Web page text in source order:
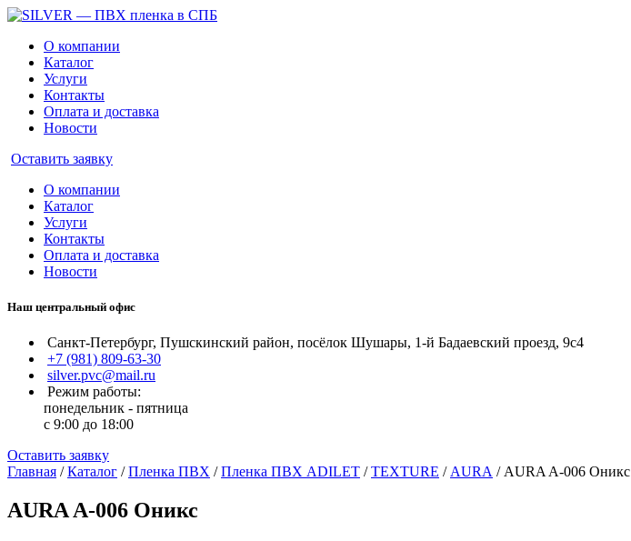
О компании
Каталог
Услуги
Контакты
Оплата и доставка
Новости
Оставить заявку
О компании
Каталог
Услуги
Контакты
Оплата и доставка
Новости
Наш центральный офис
Санкт-Петербург, Пушскинский район, посёлок Шушары, 1-й Бадаевский проезд, 9с4
+7 (981) 809-63-30
silver.pvc@mail.ru
Режим работы:
понедельник - пятница
с 9:00 до 18:00
Оставить заявку
Главная /Каталог /Пленка ПВХ /Пленка ПВХ ADILET /TEXTURE / AURA / AURA A-006 Оникс
AURA A-006 Оникс